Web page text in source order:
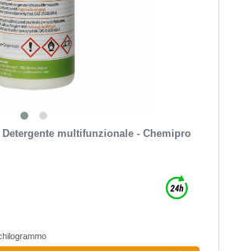
multifunzionale - Chemipro